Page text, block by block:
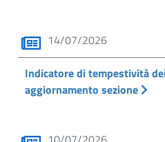
14/07/2026
Indicatore di tempestività
aggiornamento sezione